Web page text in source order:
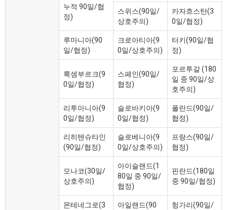
누적 90일/협
정)
스위스(90일/
상호주의)
카자흐스탄(3
0일/협정)
루마니아(90
일/협정)
크로아티아(9
0일/상호주의)
터키(90일/협
정)
룩셈부르크(9
0일/협정)
스페인(90일/
협정)
포르투갈 (180
일 중 90일/상
호주의)
리투아니아(9
0일/협정)
슬로바키아(9
0일/협정)
폴란드(90일/
협정)
리히텐슈타인
(90일/협정)
슬로베니아(9
0일/상호주의)
프랑스(90일/
협정)
모나코(30일/
상호주의)
아이슬랜드(1
80일 중 90일/
협정)
핀란드(180일
중 90일/협정)
몬테네그로(3
아일랜드(90
헝가리(90일/